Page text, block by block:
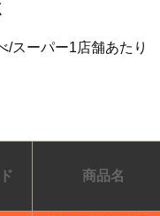
スーパー1店舗あたり
商品名